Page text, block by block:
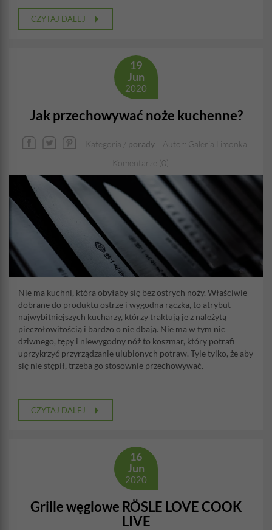
CZYTAJ DALEJ
19
Jun
2020
Jak przechowywać noże kuchenne?
Kategoria / porady
Autor: Galeria Limonka
Komentarze (0)
Nie ma kuchni, która obyłaby się bez ostrych noży. Właściwie
dobrane do produktu ostrze i wygodna rączka, to atrybut
najwybitniejszych kucharzy, którzy traktują je z należytą
pieczołowitością i bardzo o nie dbają. Nie ma w tym nic
dziwnego, tępy i niewygodny nóż to koszmar, który potrafi
uprzykrzyć przyrządzanie ulubionych potraw. Tyle tylko, że aby
się nie stępił, trzeba go stosownie przechowywać.
CZYTAJ DALEJ
16
Jun
2020
Grille węglowe RÖSLE LOVE COOK
LIVE